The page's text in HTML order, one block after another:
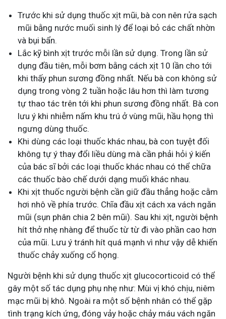
Trước khi sử dụng thuốc xịt mũi, bà con nên rửa sạch
mũi bằng nước muối sinh lý để loại bỏ các chất nhờn
và bụi bẩn.
Lắc kỹ bình xịt trước mỗi lần sử dụng. Trong lần sử
dụng đầu tiên, mỗi bơm bằng cách xịt 10 lần cho tới
khi thấy phun sương đồng nhất. Nếu bà con không sử
dụng trong vòng 2 tuần hoặc lâu hơn thì làm tương
tự thao tác trên tới khi phun sương đồng nhất. Bà con
lưu ý khi nhiễm nấm khu trú ở vùng mũi, hầu họng thì
ngưng dùng thuốc.
Khi dùng các loại thuốc khác nhau, bà con tuyệt đối
không tự ý thay đổi liều dùng mà cần phải hỏi ý kiến
của bác sĩ bởi các loại thuốc khác nhau có thể chữa
các thuốc bào chế dưới dạng muối khác nhau.
Khi xịt thuốc người bệnh cần giữ đầu thẳng hoặc cằm
hơi nhô về phía trước. Chĩa đầu xịt cách xa vách ngăn
mũi (sụn phân chia 2 bên mũi). Sau khi xịt, người bệnh
hít thở nhẹ nhàng để thuốc từ từ đi vào phần cao hơn
của mũi. Lưu ý tránh hít quá mạnh vì như vậy dễ khiến
thuốc chảy xuống cổ họng.
Người bệnh khi sử dụng thuốc xịt glucocorticoid có thể
gây một số tác dụng phụ nhẹ như: Mùi vị khó chịu, niêm
mạc mũi bị khô. Ngoài ra một số bệnh nhân có thể gặp
tình trạng kích ứng, đóng vảy hoặc chảy máu vách ngăn